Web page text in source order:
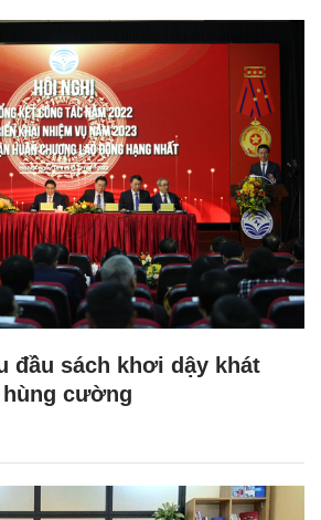
đầu sách khơi dậy khát
cường